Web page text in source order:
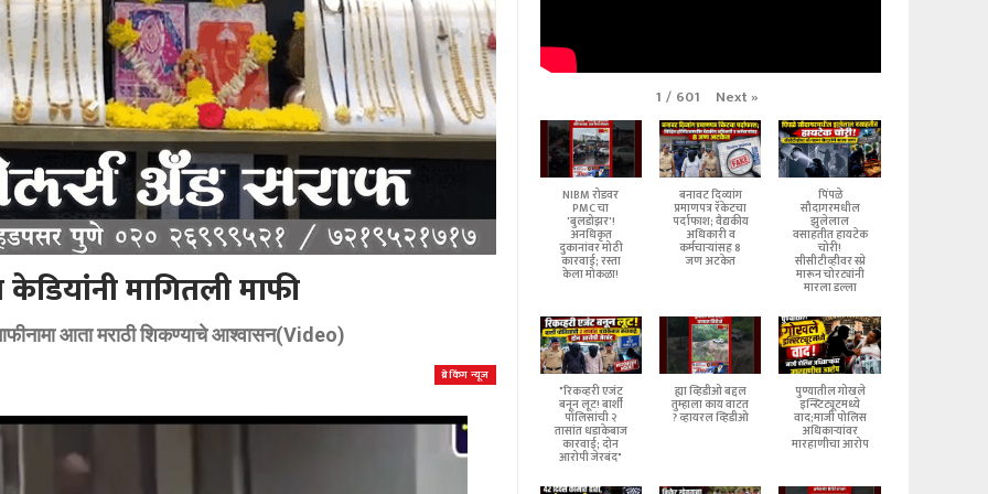
मागितली माफी
आता मराठी शिकण्याचे आश्वासन(Video)
ब्रेकिंग न्यूज
1 / 601 Next»
NIBM रोडवर
PMC चा
'बुलडोझर'!
अनधिकृत
दुकानांवर मोठी
कारवाई; रस्ता
केला मोकळा!
बनावट दिव्यांग
प्रमाणपत्र रॅकेटचा
पर्दाफाश; वैद्यकीय
अधिकारी व
कर्मचाऱ्यांसह 8
जण अटकेत
पिंपळे
सौदागरमधील
झुलेलाल
वसाहतीत हायटेक
चोरी!
सीसीटीव्हीवर स्प्रे
मारून चोरट्यांनी
मारला डल्ला
"रिकव्हरी एजंट
बनून लूट! बार्शी
पोलिसांची २
तासांत धडाकेबाज
कारवाई; दोन
आरोपी जेरबंद"
ह्या व्हिडीओ बद्दल
तुम्हाला काय वाटत
? व्हायरल व्हिडीओ
पुण्यातील गोखले
इन्स्टिट्यूटमध्ये
वाद;माजी पोलिस
अधिकाऱ्यांवर
मारहाणीचा आरोप